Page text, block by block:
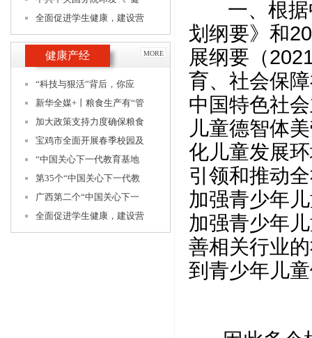
一、根据中
划纲要》和
展纲要（
育、社会保
中国特色社
儿童德智体
化儿童发展
引领和推动
加强青少年
加强青少年
善相关行业
到青少年儿
全面促进学生健康，建设营
健康产经 MORE
“科技与狠活”背后，你应
新华全媒+丨粮食生产有“管
加大政策支持力度确保粮食
宝鸡市全面开展春季校园及
“中国关心下一代教育基地
第35个“中国关心下一代教
广西第二个“中国关心下一
全面促进学生健康，建设营